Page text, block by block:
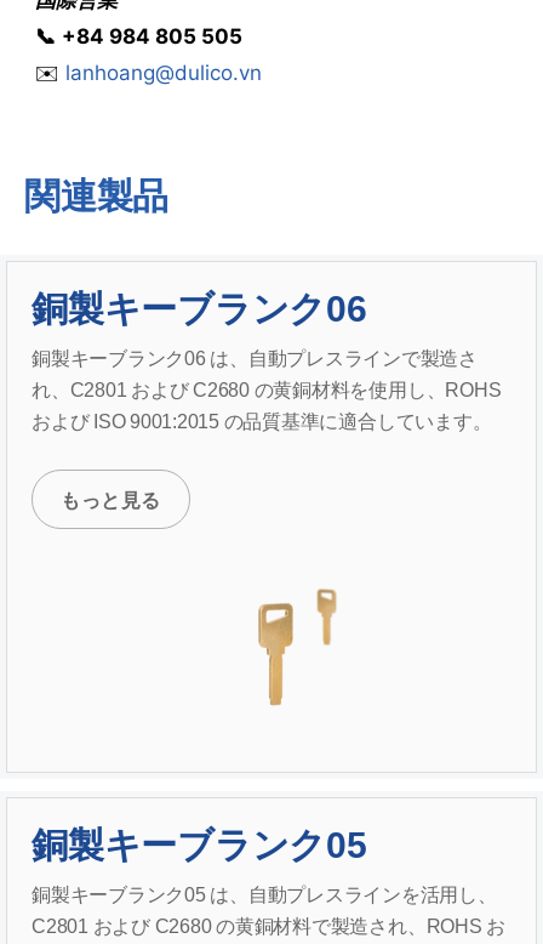
📞 ‭‭+84 984 805 505
✉️ lanhoang@dulico.vn
関連製品
銅製キーブランク06
銅製キーブランク06 は、自動プレスラインで製造さ
れ、C2801 および C2680 の黄銅材料を使用し、ROHS
および ISO 9001:2015 の品質基準に適合しています。
もっと見る
銅製キーブランク05
銅製キーブランク05 は、自動プレスラインを活用し、
C2801 および C2680 の黄銅材料で製造され、ROHS お